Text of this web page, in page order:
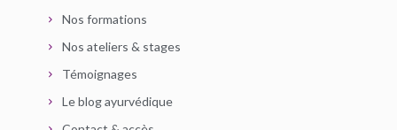
Nos formations
Nos ateliers & stages
Témoignages
Le blog ayurvédique